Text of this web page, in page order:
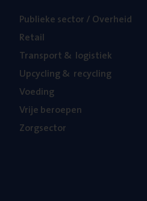
Publie­ke sec­tor / Overheid
Retail
Trans­port& logistiek
Upcy­cling& recycling
Voe­ding
Vrije beroe­pen
Zorg­sec­tor